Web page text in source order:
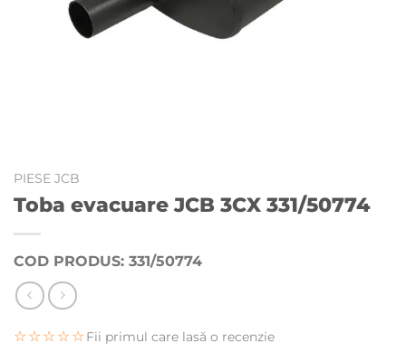
PIESE JCB
Toba evacuare JCB 3CX 331/50774
COD PRODUS: 331/50774
☆☆☆☆☆ Fii primul care lasă o recenzie